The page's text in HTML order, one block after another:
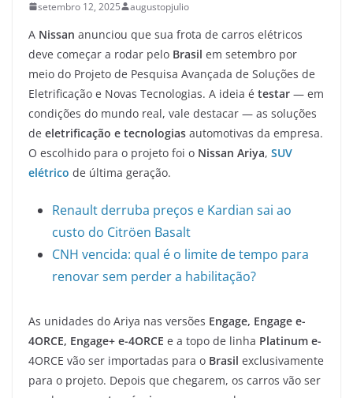
setembro 12, 2025 augustopjulio
A Nissan anunciou que sua frota de carros elétricos
deve começar a rodar pelo Brasil em setembro por
meio do Projeto de Pesquisa Avançada de Soluções de
Eletrificação e Novas Tecnologias. A ideia é testar — em
condições do mundo real, vale destacar — as soluções
de eletrificação e tecnologias automotivas da empresa.
O escolhido para o projeto foi o Nissan Ariya, SUV
elétrico de última geração.
Renault derruba preços e Kardian sai ao
custo do Citröen Basalt
CNH vencida: qual é o limite de tempo para
renovar sem perder a habilitação?
As unidades do Ariya nas versões Engage, Engage e-
4ORCE, Engage+ e-4ORCE e a topo de linha Platinum e-
4ORCE vão ser importadas para o Brasil exclusivamente
para o projeto. Depois que chegarem, os carros vão ser